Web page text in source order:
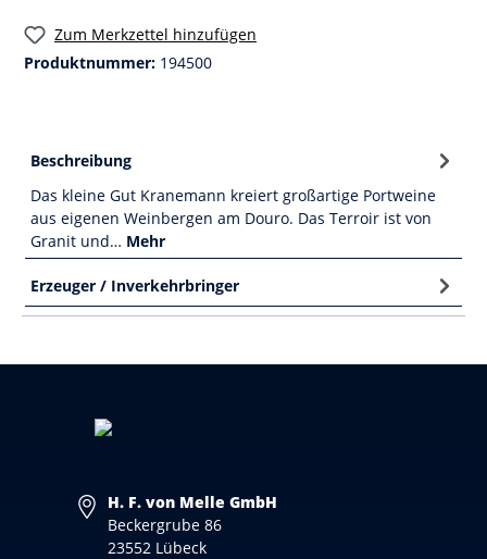
Zum Merkzettel hinzufügen
Produktnummer: 194500
Beschreibung
Das kleine Gut Kranemann kreiert großartige Portweine
aus eigenen Weinbergen am Douro. Das Terroir ist von
Granit und… Mehr
Erzeuger / Inverkehrbringer
H. F. von Melle GmbH
Beckergrube 86
23552 Lübeck